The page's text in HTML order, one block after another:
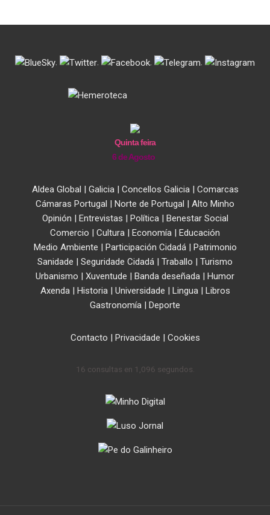
. . . .
Quinta feira
6 de Agosto
Aldea Global | Galicia| Concellos Galicia| Comarcas
Cámaras Portugal | Norte de Portugal | Alto Minho
Opinión | Entrevistas | Política| Benestar Social
Comercio | Cultura | Economía | Educación
Medio Ambiente | Participación Cidadá| Patrimonio
Sanidade | Seguridade Cidadá | Traballo | Turismo
Urbanismo | Xuventude | Banda deseñada | Humor
Axenda| Historia| Universidade | Lingua| Libros
Gastronomía | Deporte
Contacto | Privacidade | Cookies
16 consultas en 1,096 segundos.